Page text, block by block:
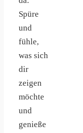
Spüre
und
fühle,
was sich
dir
zeigen
möchte
und
genieße